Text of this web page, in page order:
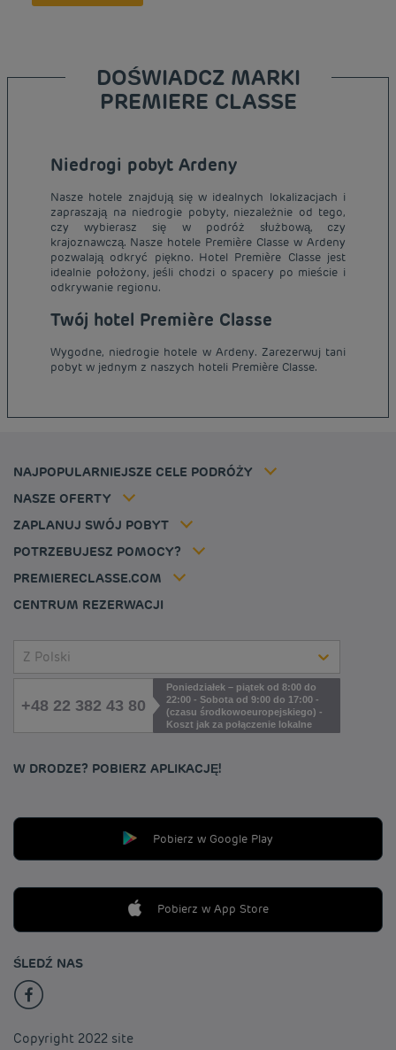
DOŚWIADCZ MARKI
PREMIERE CLASSE
Niedrogi pobyt Ardeny
Nasze hotele znajdują się w idealnych lokalizacjach i
zapraszają na niedrogie pobyty, niezależnie od tego,
czy wybierasz się w podróż służbową, czy
krajoznawczą. Nasze hotele Première Classe w Ardeny
pozwalają odkryć piękno. Hotel Première Classe jest
idealnie położony, jeśli chodzi o spacery po mieście i
odkrywanie regionu.
Twój hotel Première Classe
Wygodne, niedrogie hotele w Ardeny. Zarezerwuj tani
pobyt w jednym z naszych hoteli Première Classe.
NAJPOPULARNIEJSZE CELE PODRÓŻY
Tanie hotele Paryż
Tanie hotele Warszawa
Tanie hotele Wrocław
Tanie hotele Polska
Tanie hotele Belgia
NASZE OFERTY
Stawka członkowska
ZAPLANUJ SWÓJ POBYT
POTRZEBUJESZ POMOCY?
PREMIERECLASSE.COM
Informacje prawne
Regulamin
Tax policy
Kariera
Louvre Hotels Group
CENTRUM REZERWACJI
Z Polski
+48 22 382 43 80
Poniedziałek – piątek od 8:00 do
22:00 - Sobota od 9:00 do 17:00 -
(czasu środkowoeuropejskiego) -
Koszt jak za połączenie lokalne
W DRODZE? POBIERZ APLIKACJĘ!
Pobierz w Google Play
Pobierz w App Store
ŚLEDŹ NAS
Copyright 2022 site